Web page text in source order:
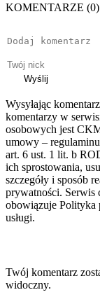
KOMENTARZE (0)
Wyślij
Wysyłając
komentarzy w
osobowych jest
umowy –
art. 6 ust. 1 lit. b
ich sprostowania,
szczegóły i sposób
prywatności.
obowiązuje Polityka
usługi.
Twój komentarz
widoczny.